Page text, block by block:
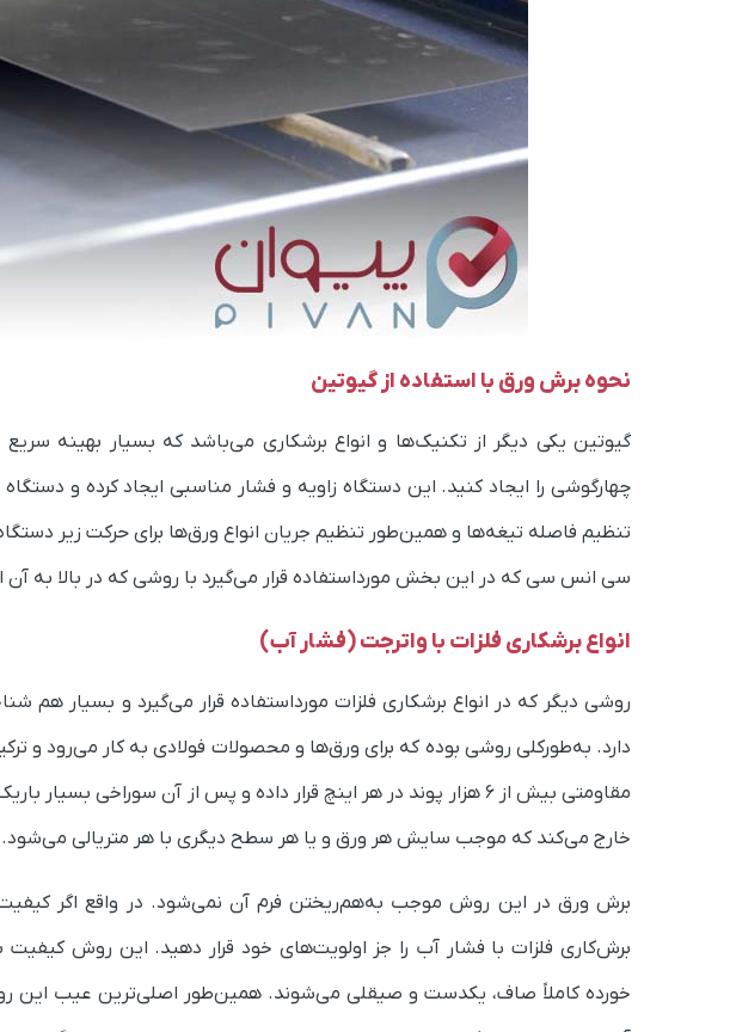
نحوه برش ورق با استفاده از گیوتین
گیوتین یکی دیگر از تکنیک‌ها و انواع برشکاری می‌باشد که بسیار بهینه
تنظیم فاصله تیغه‌ها و همین‌طور تنظیم جریان انواع ورق‌ها برای حرکت زیر
سی انس سی که در این بخش مورداستفاده قرار می‌گیرد با روشی که در بالا به آن
انواع برشکاری فلزات با واترجت (فشار آب)
روشی دیگر که در انواع برشکاری فلزات مورداستفاده قرار می‌گیرد و بسیار
دارد. به‌طورکلی روشی بوده که برای ورق‌ها و محصولات فولادی به کار می‌رود و
مقاومتی بیش از 6 هزار پوند در هر اینچ قرار داده و پس از آن سوراخی
خارج می‌کند که موجب سایش هر ورق و یا هر سطح دیگری با هر متریالی می‌شود.
برش ورق در این روش موجب به‌هم‌ریختن فرم آن نمی‌شود. در واقع اگر کیفیت
برش‌کاری فلزات با فشار آب را جز اولویت‌های خود قرار دهید. این روش کیفیت
خورده کاملاً صاف، یکدست و صیقلی می‌شوند. همین‌طور اصلی‌ترین عیب این